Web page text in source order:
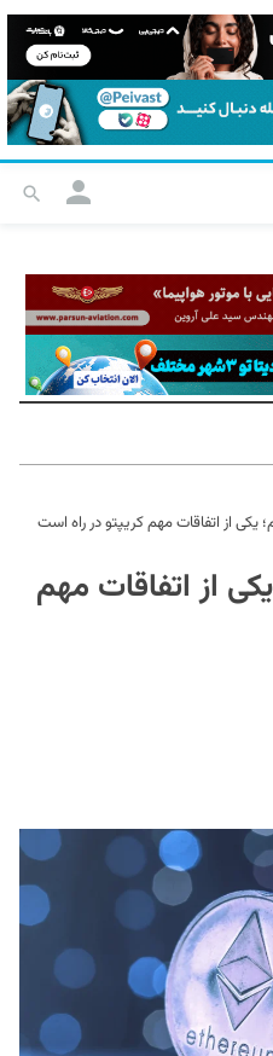
یکی از اتفاقات مهم کریپتو در راه است
از اتفاقات مهم